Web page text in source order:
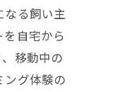
なる飼い主
自宅から
移動中の
ング体験の